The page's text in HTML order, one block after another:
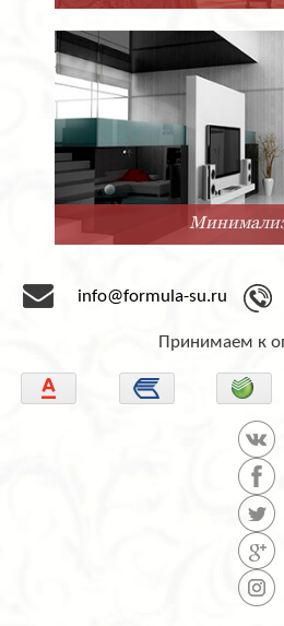
info@formula-su.ru
Принимаем к